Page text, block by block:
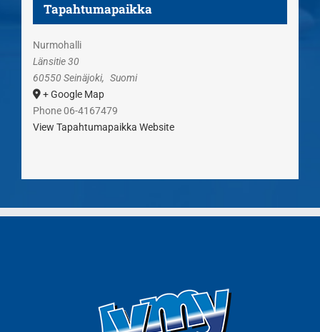
Tapahtumapaikka
Nurmohalli
Länsitie 30
60550 Seinäjoki, Suomi
+ Google Map
Phone 06-4167479
View Tapahtumapaikka Website